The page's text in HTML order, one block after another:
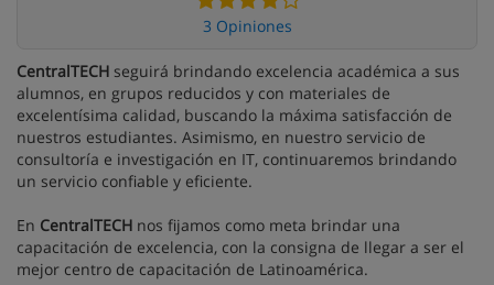
3 Opiniones
CentralTECH seguirá brindando excelencia académica a sus
alumnos, en grupos reducidos y con materiales de
excelentísima calidad, buscando la máxima satisfacción de
nuestros estudiantes. Asimismo, en nuestro servicio de
consultoría e investigación en IT, continuaremos brindando
un servicio confiable y eficiente.
En CentralTECH nos fijamos como meta brindar una
capacitación de excelencia, con la consigna de llegar a ser el
mejor centro de capacitación de Latinoamérica.